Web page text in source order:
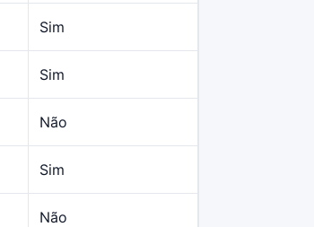
Sim
Sim
Não
Sim
Não